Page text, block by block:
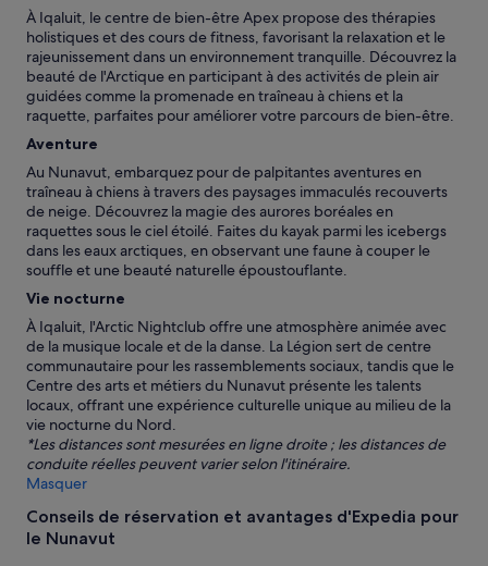
e
r
o
o
m
s
e
c
h
h
a
v
e
a
m
i
n
i
f
r
i
d
g
e
a
n
d
À Iqaluit, le centre de bien-être Apex propose des thérapies
holistiques et des cours de fitness, favorisant la relaxation et le
rajeunissement dans un environnement tranquille. Découvrez la
beauté de l'Arctique en participant à des activités de plein air
guidées comme la promenade en traîneau à chiens et la
raquette, parfaites pour améliorer votre parcours de bien-être.
Aventure
Au Nunavut, embarquez pour de palpitantes aventures en
traîneau à chiens à travers des paysages immaculés recouverts
de neige. Découvrez la magie des aurores boréales en
raquettes sous le ciel étoilé. Faites du kayak parmi les icebergs
dans les eaux arctiques, en observant une faune à couper le
souffle et une beauté naturelle époustouflante.
Vie nocturne
À Iqaluit, l'Arctic Nightclub offre une atmosphère animée avec
de la musique locale et de la danse. La Légion sert de centre
communautaire pour les rassemblements sociaux, tandis que le
Centre des arts et métiers du Nunavut présente les talents
locaux, offrant une expérience culturelle unique au milieu de la
vie nocturne du Nord.
*Les distances sont mesurées en ligne droite ; les distances de
conduite réelles peuvent varier selon l'itinéraire.
Masquer
Conseils de réservation et avantages d'Expedia pour
le Nunavut